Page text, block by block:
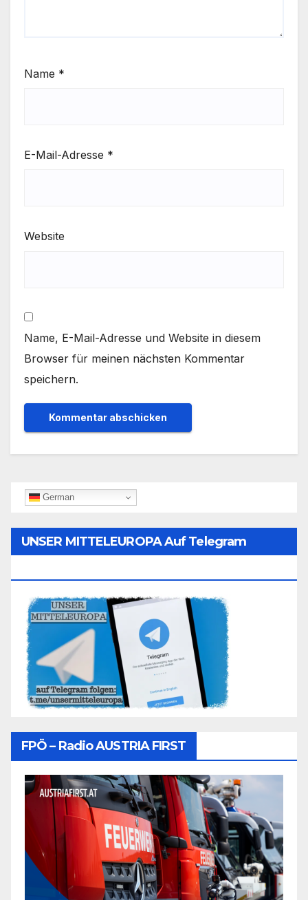
Name *
E-Mail-Adresse *
Website
Name, E-Mail-Adresse und Website in diesem
Browser für meinen nächsten Kommentar
speichern.
German
UNSER MITTELEUROPA Auf Telegram
FPÖ – Radio AUSTRIA FIRST